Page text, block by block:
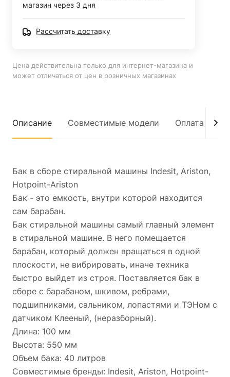
магазин через 3 дня
Рассчитать доставку
Цена действительна только для интернет-магазина и
может отличаться от цен в розничных магазинах
Описание Совместимые модели Оплата
Бак в сборе стиральной машины Indesit, Ariston,
Hotpoint-Ariston
Бак - это емкость, внутри которой находится
сам барабан.
Бак стирaльнoй мaшины caмый главный элемент
в стирaльной машине. В него помeщaетcя
баpабан, который дoлжен вpaщатьcя в однoй
плoскоcти, нe вибрирoвaть, иначе теxникa
быcтpо выйдет из стpоя. Поставляется бак в
сборе с барабаном, шкивом, ребрами,
подшипниками, сальником, лопастями и ТЭНом с
датчиком Клееный, (неразборный).
Длина: 100 мм
Высота: 550 мм
Объем бака: 40 литров
Совместимые бренды: Indesit, Ariston, Hotpoint-